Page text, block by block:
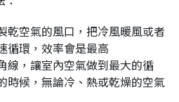
乾空氣的風口，把冷風暖風或者
循環，效率會是最高
線，讓室內空氣做到最大的循
時候，無論冷、熱或乾燥的空氣